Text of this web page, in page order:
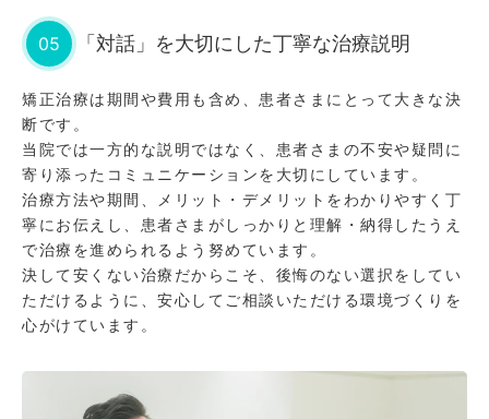
05 「対話」を大切にした丁寧な治療説明
矯正治療は期間や費用も含め、患者さまにとって大きな決
断です。
当院では一方的な説明ではなく、患者さまの不安や疑問に
寄り添ったコミュニケーションを大切にしています。
治療方法や期間、メリット・デメリットをわかりやすく丁
寧にお伝えし、患者さまがしっかりと理解・納得したうえ
で治療を進められるよう努めています。
決して安くない治療だからこそ、後悔のない選択をしてい
ただけるように、安心してご相談いただける環境づくりを
心がけています。